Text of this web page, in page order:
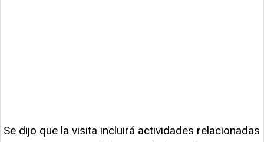
Se dijo que la visita incluirá actividades relacionadas